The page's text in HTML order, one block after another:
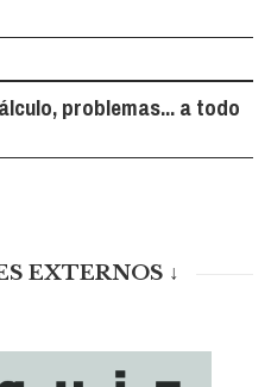
problemas... a todo
EXTERNOS ↓